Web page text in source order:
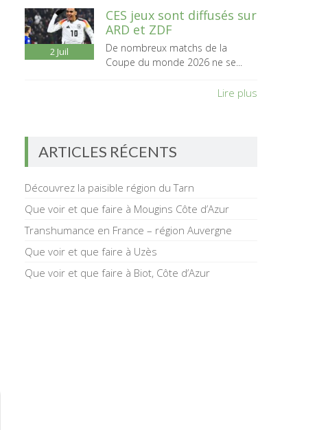
2 Juil
CES jeux sont diffusés sur
ARD et ZDF
De nombreux matchs de la
Coupe du monde 2026 ne se...
Lire plus
ARTICLES RÉCENTS
Découvrez la paisible région du Tarn
Que voir et que faire à Mougins Côte d’Azur
Transhumance en France – région Auvergne
Que voir et que faire à Uzès
Que voir et que faire à Biot, Côte d’Azur